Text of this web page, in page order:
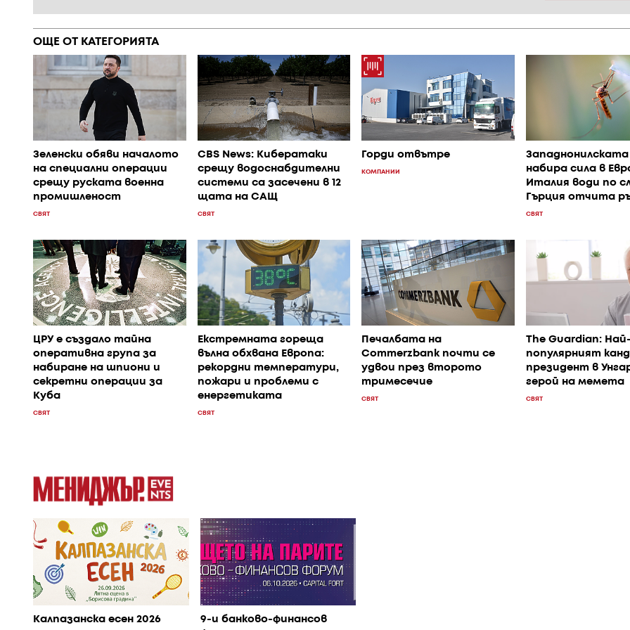
ОЩЕ ОТ КАТЕГОРИЯТА
Зеленски обяви началото
на специални операции
срещу руската военна
промишленост
СВЯТ
CBS News: Кибератаки
срещу водоснабдителни
системи са засечени в 12
щата на САЩ
СВЯТ
Горди отвътре
КОМПАНИИ
набира сила в
Италия води по
Гърция отчита
СВЯТ
ЦРУ е създало тайна
оперативна група за
набиране на шпиони и
секретни операции за
Куба
СВЯТ
Екстремната гореща
вълна обхвана Европа:
рекордни температури,
пожари и проблеми с
енергетиката
СВЯТ
Печалбата на
Commerzbank почти се
удвои през второто
тримесечие
СВЯТ
The Guardian:
популярният
президент в
герой на мемета
СВЯТ
Калпазанска есен 2026
9-и банково-финансов